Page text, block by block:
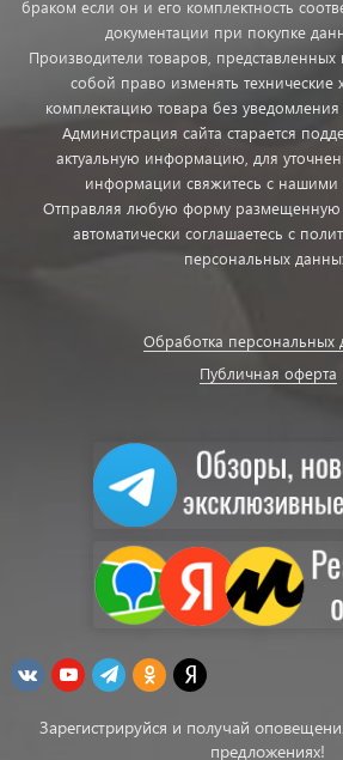
браком если он и его комплектность
документации при покупке
Производители товаров, представленных
собой право изменять технические
комплектацию товара без
Администрация сайта старается
актуальную информацию, для
информации свяжитесь с
Отправляя любую форму размещенную
автоматически соглашаетесь с
персональных
Обработка персональных
Публичная оферта
Зарегистрируйся и получай
предложениях!